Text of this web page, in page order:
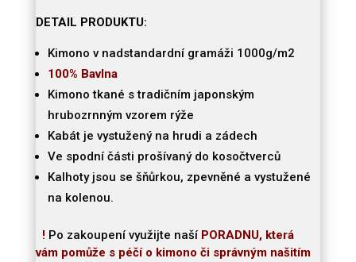
DETAIL PRODUKTU:
Kimono v nadstandardní gramáži 1000g/m2
100% Bavlna
Kimono tkané s tradičním japonským
hrubozrnným vzorem rýže
Kabát je vystužený na hrudi a zádech
Ve spodní části prošívaný do kosočtverců
Kalhoty jsou se šňůrkou, zpevněné a vystužené
na kolenou.
!Po zakoupení využijte naší PORADNU, která
vám pomůže s péčí o kimono či správným našitím